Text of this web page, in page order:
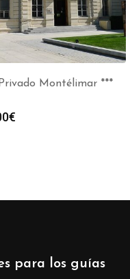
Montélimar ***
€
para los guías